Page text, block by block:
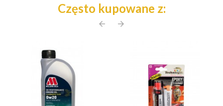
Często kupowane z:
arrow_back arrow_forward